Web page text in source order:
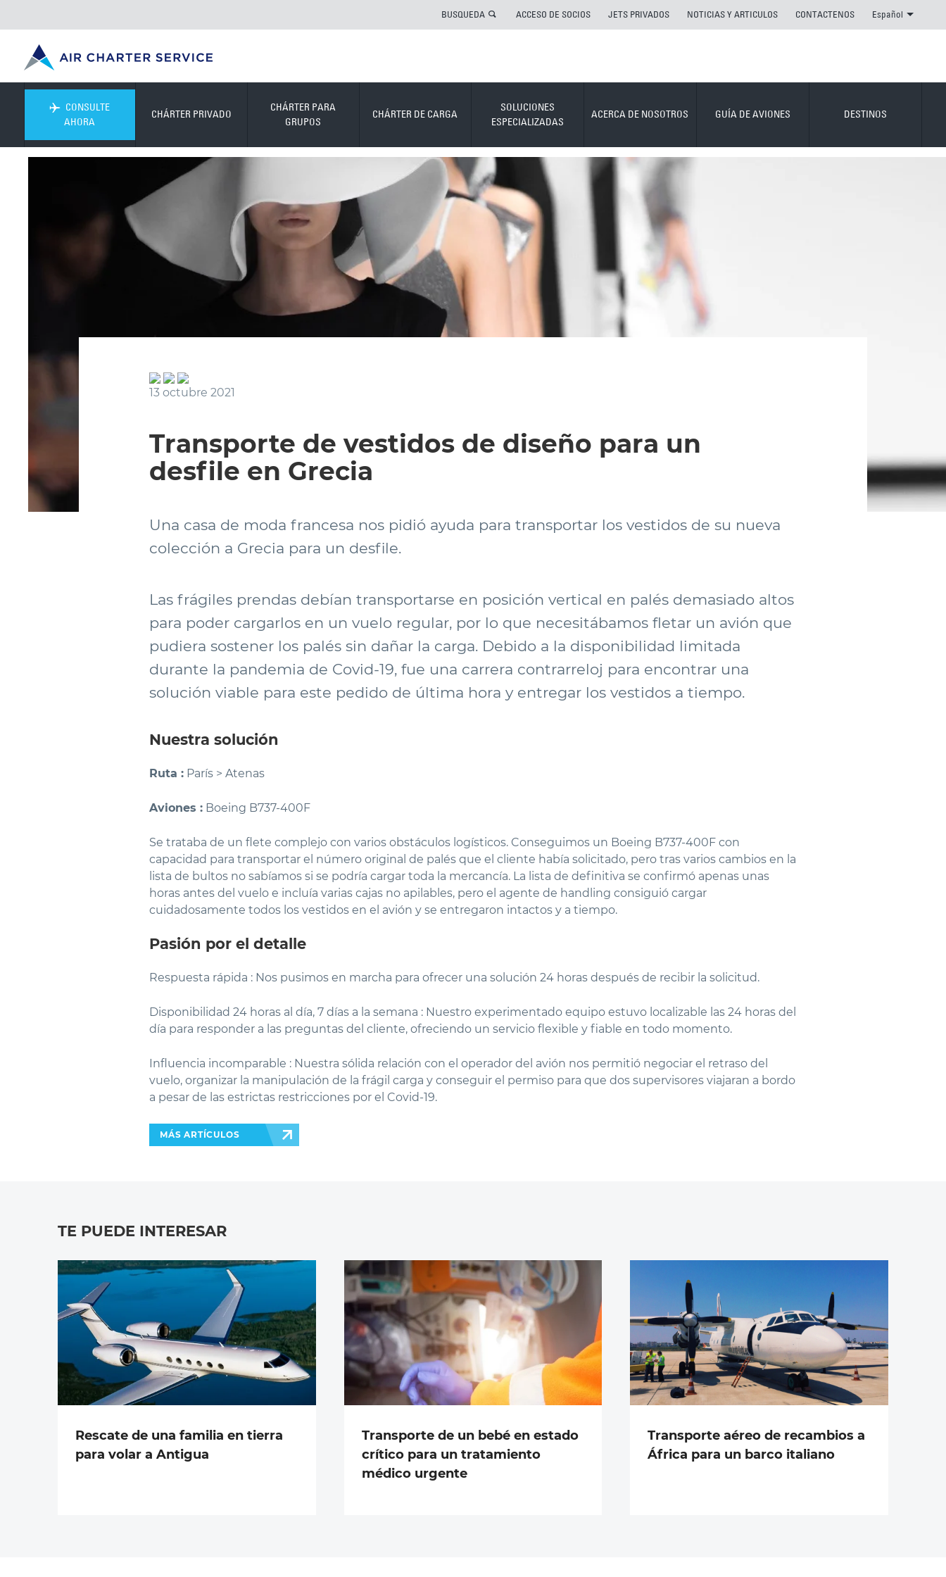
BUSQUEDA ACCESO DE SOCIOS JETS PRIVADOS NOTICIAS Y ARTICULOS CONTACTENOS Español
CONSULTE
AHORA
CHÁRTER PRIVADO
CHÁRTER PARA
GRUPOS
CHÁRTER DE CARGA
SOLUCIONES
ESPECIALIZADAS
ACERCA DE NOSOTROS GUÍA DE AVIONES DESTINOS
13 octubre 2021
Transporte de vestidos de diseño para un
desfile en Grecia
Una casa de moda francesa nos pidió ayuda para transportar los vestidos de su nueva
colección a Grecia para un desfile.
Las frágiles prendas debían transportarse en posición vertical en palés demasiado altos
para poder cargarlos en un vuelo regular, por lo que necesitábamos fletar un avión que
pudiera sostener los palés sin dañar la carga. Debido a la disponibilidad limitada
durante la pandemia de Covid-19, fue una carrera contrarreloj para encontrar una
solución viable para este pedido de última hora y entregar los vestidos a tiempo.
Nuestra solución
Ruta : París > Atenas
Aviones : Boeing B737-400F
Se trataba de un flete complejo con varios obstáculos logísticos. Conseguimos un Boeing B737-400F con
capacidad para transportar el número original de palés que el cliente había solicitado, pero tras varios cambios en la
lista de bultos no sabíamos si se podría cargar toda la mercancía. La lista de definitiva se confirmó apenas unas
horas antes del vuelo e incluía varias cajas no apilables, pero el agente de handling consiguió cargar
cuidadosamente todos los vestidos en el avión y se entregaron intactos y a tiempo.
Pasión por el detalle
Respuesta rápida : Nos pusimos en marcha para ofrecer una solución 24 horas después de recibir la solicitud.
Disponibilidad 24 horas al día, 7 días a la semana : Nuestro experimentado equipo estuvo localizable las 24 horas del
día para responder a las preguntas del cliente, ofreciendo un servicio flexible y fiable en todo momento.
Influencia incomparable : Nuestra sólida relación con el operador del avión nos permitió negociar el retraso del
vuelo, organizar la manipulación de la frágil carga y conseguir el permiso para que dos supervisores viajaran a bordo
a pesar de las estrictas restricciones por el Covid-19.
MÁS ARTÍCULOS
TE PUEDE INTERESAR
Rescate de una familia en tierra
para volar a Antigua
Transporte de un bebé en estado
crítico para un tratamiento
médico urgente
Transporte aéreo de recambios a
África para un barco italiano